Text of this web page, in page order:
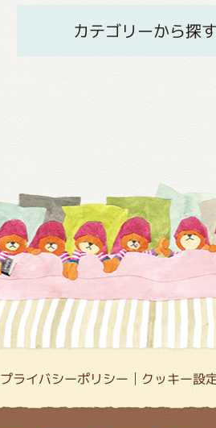
カテゴリーから探
プライバシーポリシー クッキー設